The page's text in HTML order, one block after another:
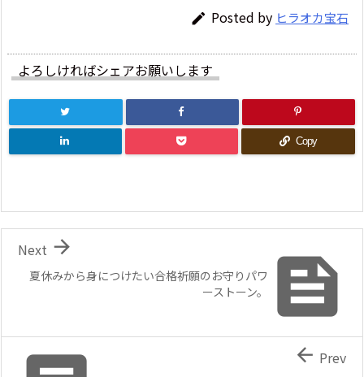
 Posted by ヒラオカ宝石
よろしければシェアお願いします
Copy

夏休みから身につけたい合格祈願のお守りパワ
ーストーン。

Next
 Prev